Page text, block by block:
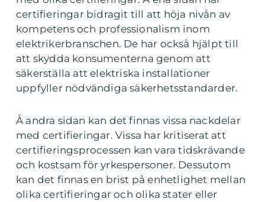
certifieringar bidragit till att höja nivån av
kompetens och professionalism inom
elektrikerbranschen. De har också hjälpt till
att skydda konsumenterna genom att
säkerställa att elektriska installationer
uppfyller nödvändiga säkerhetsstandarder.
Å andra sidan kan det finnas vissa nackdelar
med certifieringar. Vissa har kritiserat att
certifieringsprocessen kan vara tidskrävande
och kostsam för yrkespersoner. Dessutom
kan det finnas en brist på enhetlighet mellan
olika certifieringar och olika stater eller